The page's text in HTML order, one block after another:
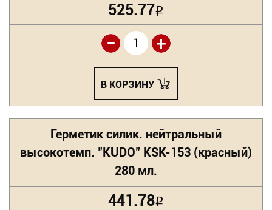
525.77Р
+
-
В КОРЗИНУ
Герметик силик. нейтральный
высокотемп. "KUDO" KSK-153 (красный)
280 мл.
441.78Р